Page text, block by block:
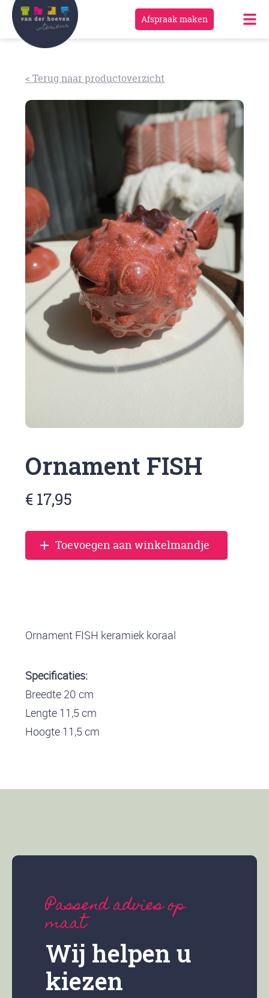
Afspraak maken
< Terug naar productoverzicht
Ornament FISH
€ 17,95
Toevoegen aan winkelmandje
Ornament FISH keramiek koraal
Specificaties:
Breedte 20 cm
Lengte 11,5 cm
Hoogte 11,5 cm
Passend advies op
maat
Wij helpen u
kiezen